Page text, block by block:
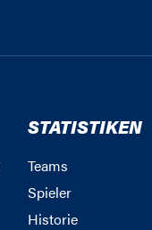
STATISTIKEN
Teams
Spieler
Historie